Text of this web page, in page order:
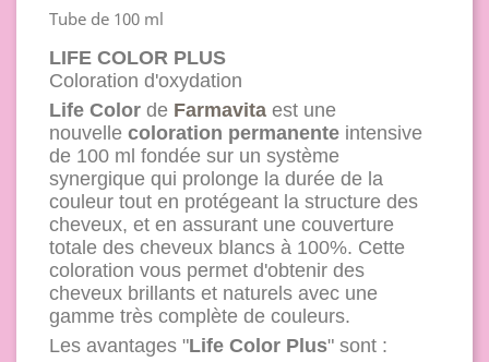
Tube de 100 ml
LIFE COLOR PLUS
Coloration d'oxydation
Life Color de Farmavita est une
nouvelle coloration permanente intensive
de 100 ml fondée sur un système
synergique qui prolonge la durée de la
couleur tout en protégeant la structure des
cheveux, et en assurant une couverture
totale des cheveux blancs à 100%. Cette
coloration vous permet d'obtenir des
cheveux brillants et naturels avec une
gamme très complète de couleurs.
Les avantages "Life Color Plus" sont :